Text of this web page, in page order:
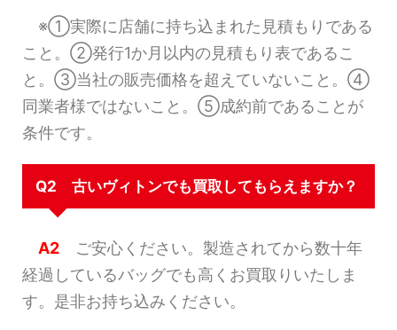
※①実際に店舗に持ち込まれた見積もりである
こと。②発行1か月以内の見積もり表であるこ
と。③当社の販売価格を超えていないこと。④
同業者様ではないこと。⑤成約前であることが
条件です。
Q2 古いヴィトンでも買取してもらえますか？
A2 ご安心ください。製造されてから数十年
経過しているバッグでも高くお買取りいたしま
す。是非お持ち込みください。